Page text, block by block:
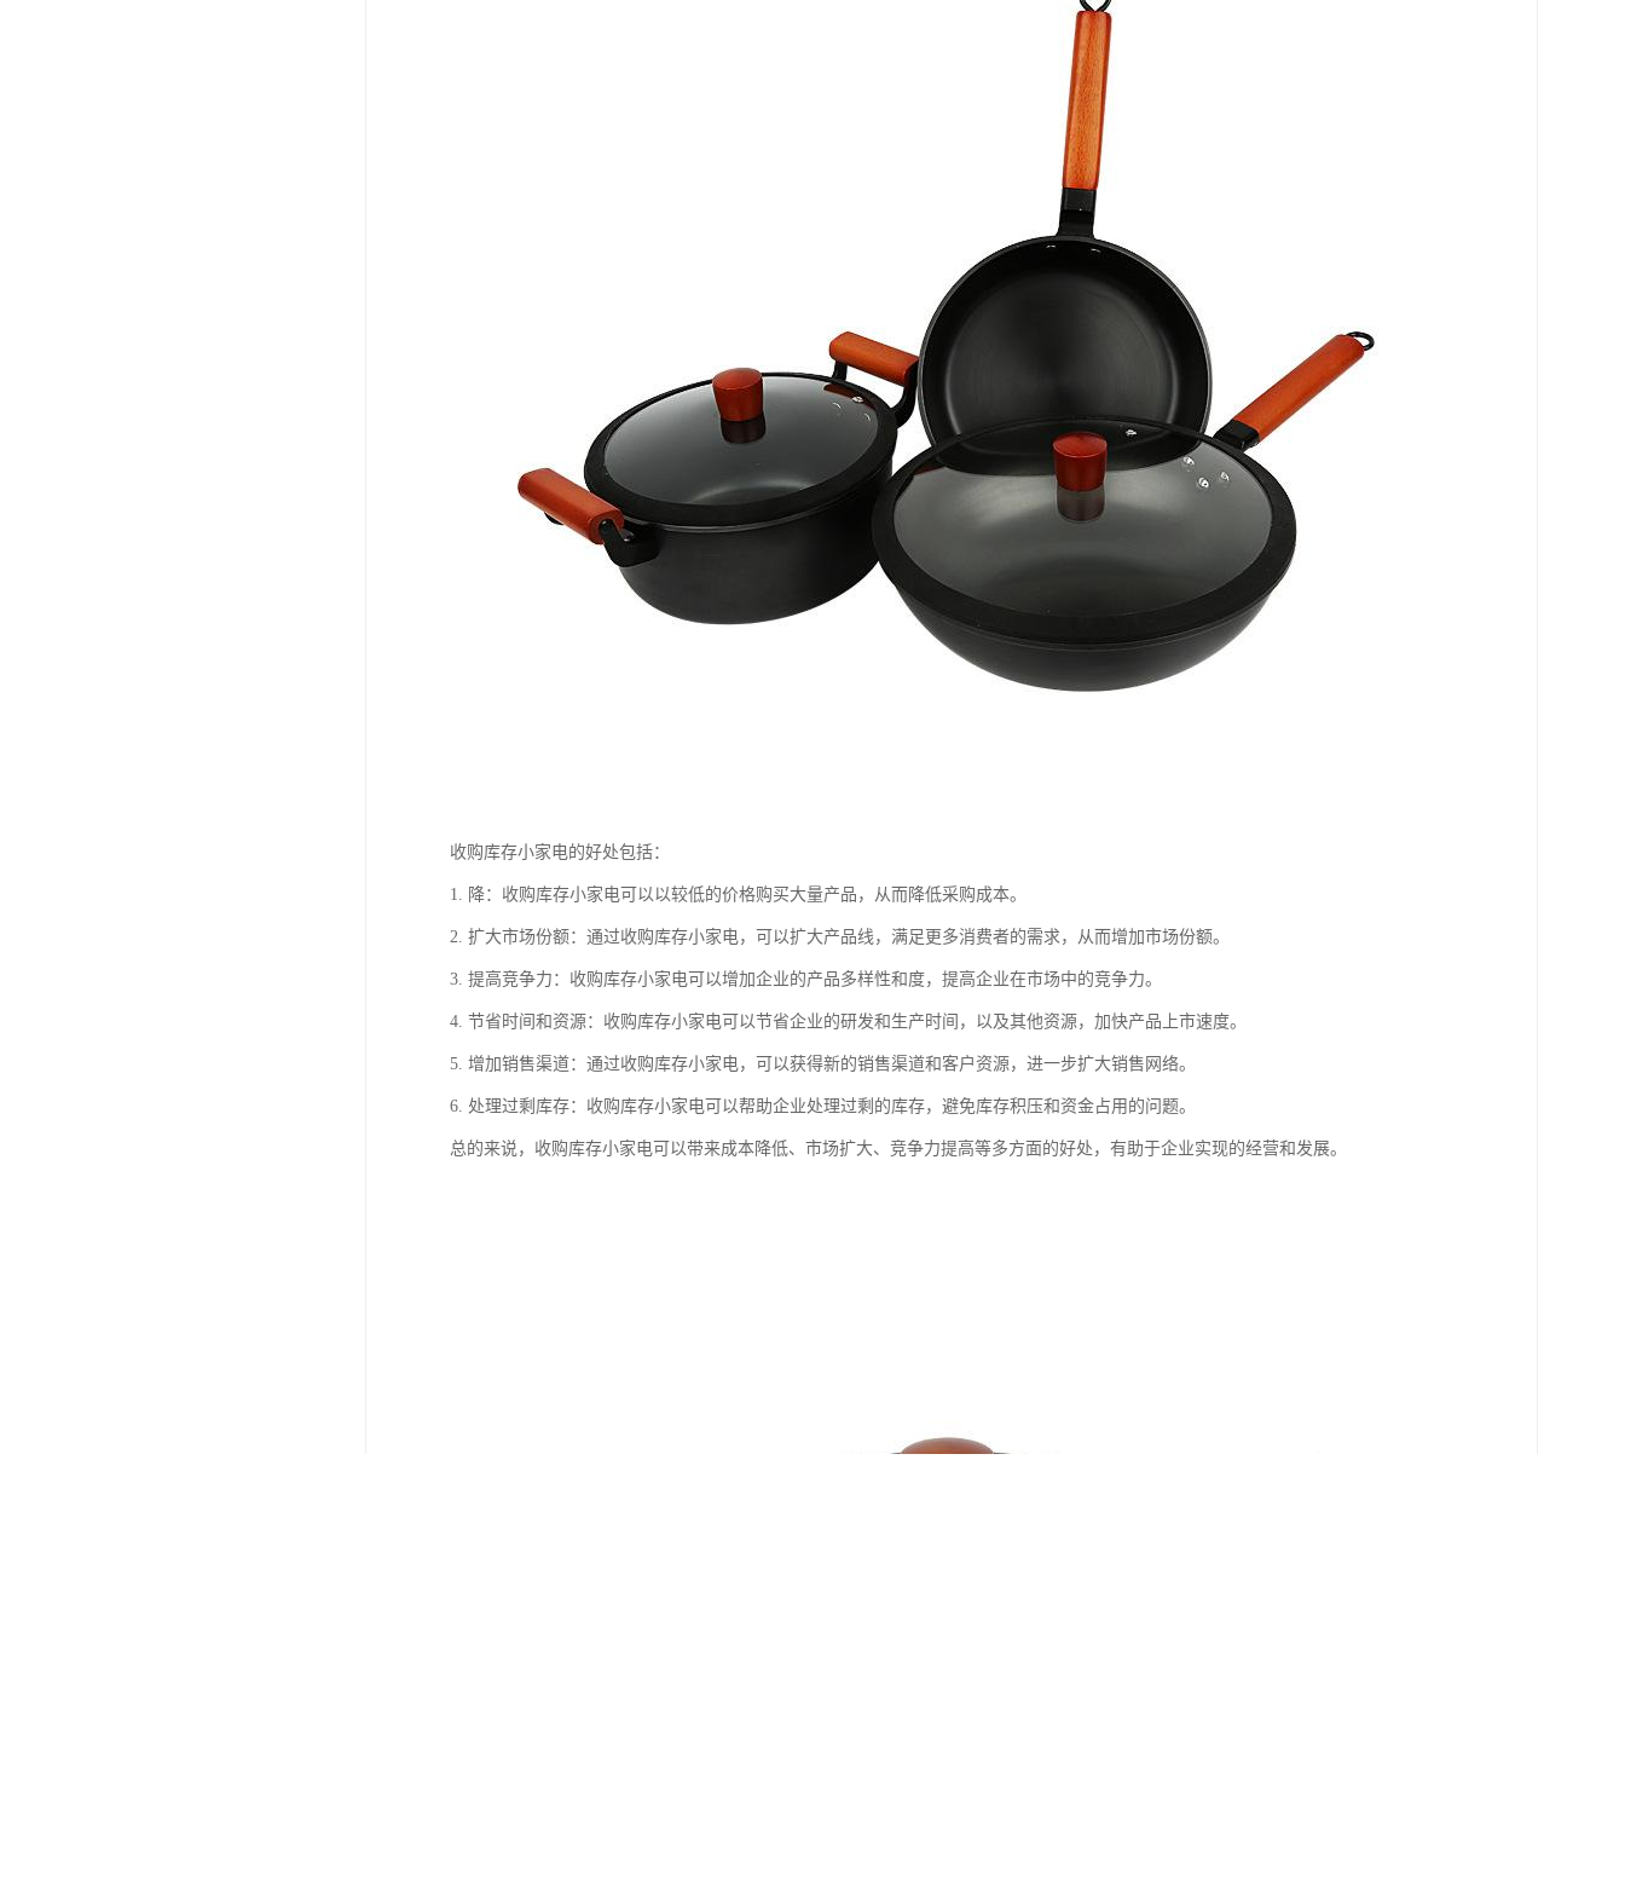
收购库存小家电的好处包括：
1. 降：收购库存小家电可以以较低的价格购买大量产品，从而降低采购成本。
2. 扩大市场份额：通过收购库存小家电，可以扩大产品线，满足更多消费者的需求，从而增加市场份额。
3. 提高竞争力：收购库存小家电可以增加企业的产品多样性和度，提高企业在市场中的竞争力。
4. 节省时间和资源：收购库存小家电可以节省企业的研发和生产时间，以及其他资源，加快产品上市速度。
5. 增加销售渠道：通过收购库存小家电，可以获得新的销售渠道和客户资源，进一步扩大销售网络。
6. 处理过剩库存：收购库存小家电可以帮助企业处理过剩的库存，避免库存积压和资金占用的问题。
总的来说，收购库存小家电可以带来成本降低、市场扩大、竞争力提高等多方面的好处，有助于企业实现的经营和发展。